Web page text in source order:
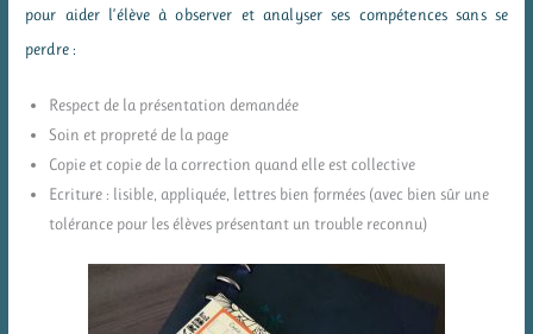
pour aider l’élève à observer et analyser ses compétences sans se
perdre :
Respect de la présentation demandée
Soin et propreté de la page
Copie et copie de la correction quand elle est collective
Ecriture : lisible, appliquée, lettres bien formées (avec bien sûr une
tolérance pour les élèves présentant un trouble reconnu)